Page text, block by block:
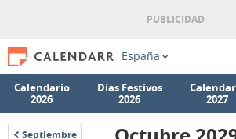
España
Calendario
2026
Días Festivos
2026
2027
Septiembre